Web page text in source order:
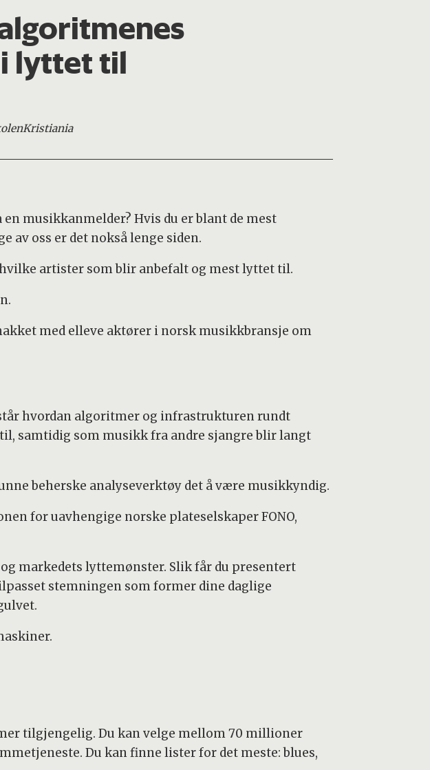
lyttet til
Kristiania
musikkanmelder? Hvis du er blant de mest
av oss er det nokså lenge siden.
artister som blir anbefalt og mest lyttet til.
med elleve aktører i norsk musikkbransje om
hvordan algoritmer og infrastrukturen rundt
samtidig som musikk fra andre sjangre blir langt
beherske analyseverktøy det å være musikkyndig.
for uavhengige norske plateselskaper FONO,
markedets lyttemønster. Slik får du presentert
stemningen som former dine daglige
tilgjengelig. Du kan velge mellom 70 millioner
Du kan finne lister for det meste: blues,